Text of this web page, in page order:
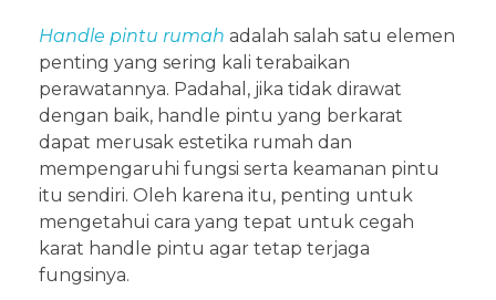
Handle pintu rumah adalah salah satu elemen
penting yang sering kali terabaikan
perawatannya. Padahal, jika tidak dirawat
dengan baik, handle pintu yang berkarat
dapat merusak estetika rumah dan
mempengaruhi fungsi serta keamanan pintu
itu sendiri. Oleh karena itu, penting untuk
mengetahui cara yang tepat untuk cegah
karat handle pintu agar tetap terjaga
fungsinya.